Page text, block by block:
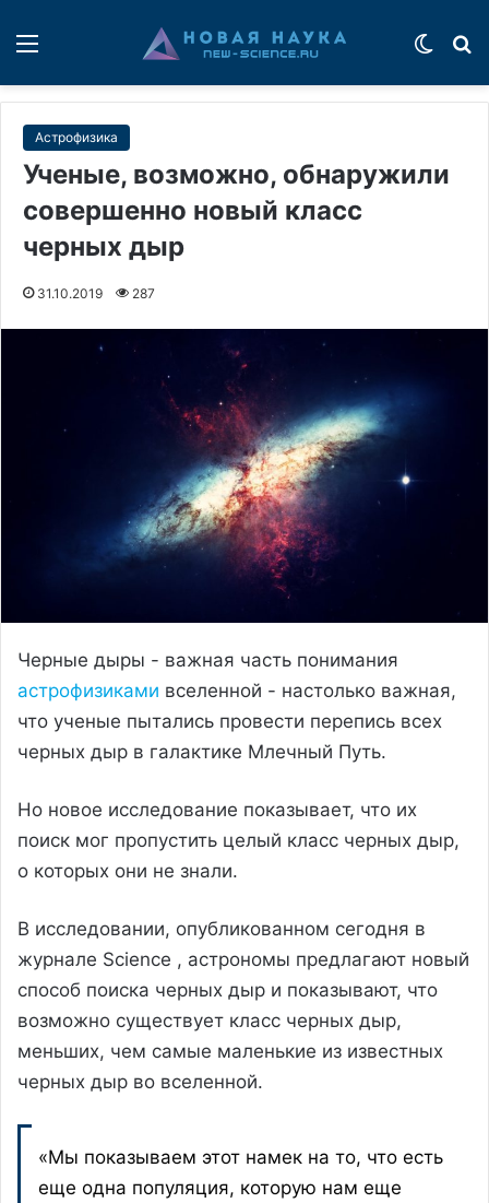
Астрофизика
Ученые, возможно, обнаружили
совершенно новый класс
черных дыр
31.10.2019 287
Черные дыры - важная часть понимания
астрофизиками вселенной - настолько важная,
что ученые пытались провести перепись всех
черных дыр в галактике Млечный Путь.
Но новое исследование показывает, что их
поиск мог пропустить целый класс черных дыр,
о которых они не знали.
В исследовании, опубликованном сегодня в
журнале Science , астрономы предлагают новый
способ поиска черных дыр и показывают, что
возможно существует класс черных дыр,
меньших, чем самые маленькие из известных
черных дыр во вселенной.
«Мы показываем этот намек на то, что есть
еще одна популяция, которую нам еще